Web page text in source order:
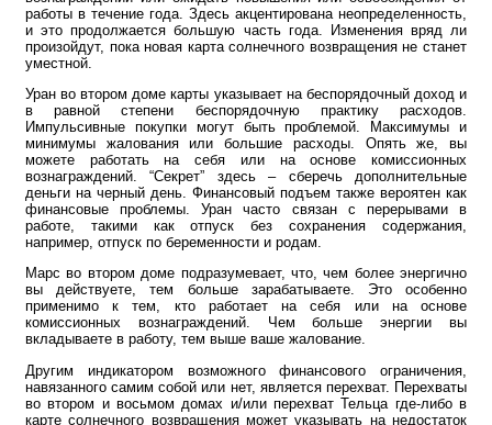
работы в течение года. Здесь акцентирована неопределенность,
и это продолжается большую часть года. Изменения вряд ли
произойдут, пока новая карта солнечного возвращения не станет
уместной.
Уран во втором доме карты указывает на беспорядочный доход и
в равной степени беспорядочную практику расходов.
Импульсивные покупки могут быть проблемой. Максимумы и
минимумы жалования или большие расходы. Опять же, вы
можете работать на себя или на основе комиссионных
вознаграждений. “Секрет” здесь – сберечь дополнительные
деньги на черный день. Финансовый подъем также вероятен как
финансовые проблемы. Уран часто связан с перерывами в
работе, такими как отпуск без сохранения содержания,
например, отпуск по беременности и родам.
Марс во втором доме подразумевает, что, чем более энергично
вы действуете, тем больше зарабатываете. Это особенно
применимо к тем, кто работает на себя или на основе
комиссионных вознаграждений. Чем больше энергии вы
вкладываете в работу, тем выше ваше жалование.
Другим индикатором возможного финансового ограничения,
навязанного самим собой или нет, является перехват. Перехваты
во втором и восьмом домах и/или перехват Тельца где-либо в
карте солнечного возвращения может указывать на недостаток